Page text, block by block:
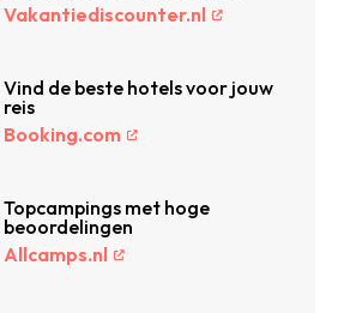
Vakantiediscounter.nl
Vind de beste hotels voor jouw
reis
Booking.com
Topcampings met hoge
beoordelingen
Allcamps.nl